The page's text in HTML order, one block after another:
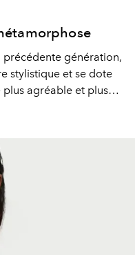
précédente génération,
stylistique et se dote
agréable et plus
C5 Aircross a